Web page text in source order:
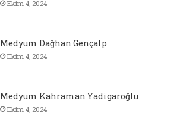
Ekim 4, 2024
Medyum Dağhan Gençalp
Ekim 4, 2024
Medyum Kahraman Yadigaroğlu
Ekim 4, 2024